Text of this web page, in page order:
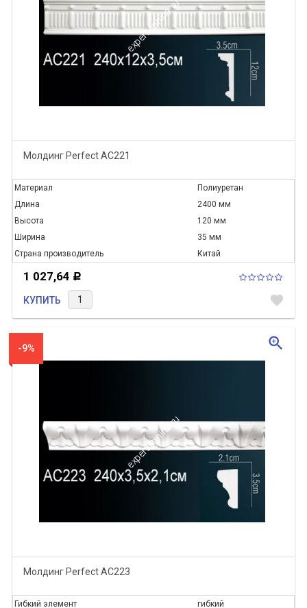
Молдинг Perfect AC221
Материал
Полиуретан
Длина
2400 мм
Высота
120 мм
Ширина
35 мм
Страна производитель
Китай
1 027,64 Р
КУПИТЬ favorite
-9%
Молдинг Perfect AC223
Гибкий элемент гибкий
zoom_in